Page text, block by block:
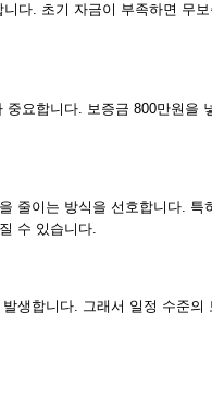
다. 초기 자금이 부족하면 무
요합니다. 보증금 800만원을
줄이는 방식을 선호합니다. 특
수 있습니다.
생합니다. 그래서 일정 수준의